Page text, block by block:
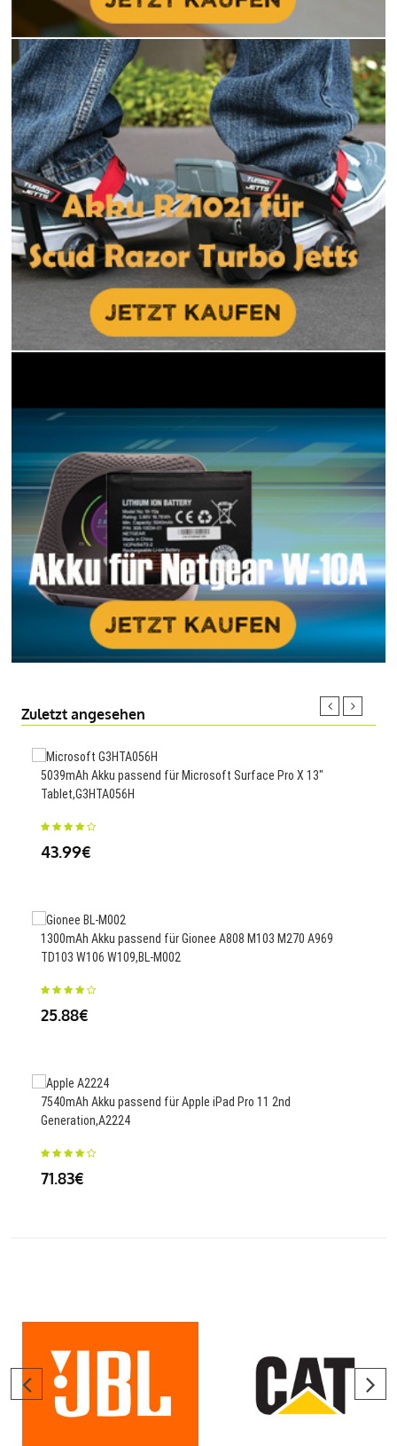
Zuletzt angesehen
5039mAh Akku passend für Microsoft Surface Pro X 13"
Tablet,G3HTA056H
43.99€
1300mAh Akku passend für Gionee A808 M103 M270 A969
TD103 W106 W109,BL-M002
25.88€
7540mAh Akku passend für Apple iPad Pro 11 2nd
Generation,A2224
71.83€